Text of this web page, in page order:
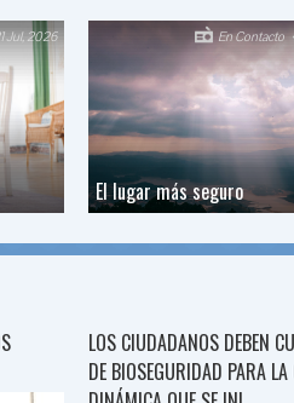
Jul, 2026
El lugar más seguro
En Contacto
LOS CIUDADANOS DEBEN
DE BIOSEGURIDAD PARA